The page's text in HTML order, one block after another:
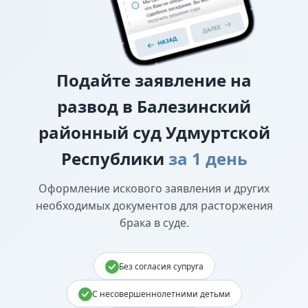
Подайте заявление на
развод в Балезинский
районный суд Удмуртской
Республики за 1 день
Оформление искового заявления и других
необходимых документов для расторжения
брака в суде.
Без согласия супруга
С несовершеннолетними детьми